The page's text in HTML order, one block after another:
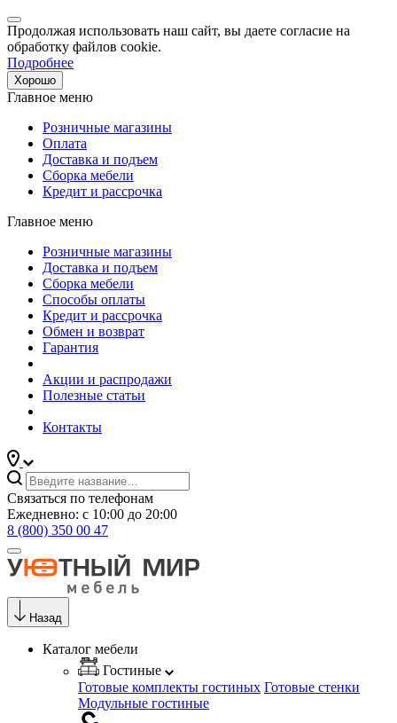
Продолжая использовать наш сайт, вы даете согласие на
обработку файлов cookie.
Подробнее
Хорошо
Главное меню
Розничные магазины
Оплата
Доставка и подъем
Сборка мебели
Кредит и рассрочка
Главное меню
Розничные магазины
Доставка и подъем
Сборка мебели
Способы оплаты
Кредит и рассрочка
Обмен и возврат
Гарантия
Акции и распродажи
Полезные статьи
Контакты
Связаться по телефонам
Ежедневно: с 10:00 до 20:00
8 (800) 350 00 47
Назад
Каталог мебели
Гостиные
Готовые комплекты гостиных Готовые стенки
Модульные гостиные